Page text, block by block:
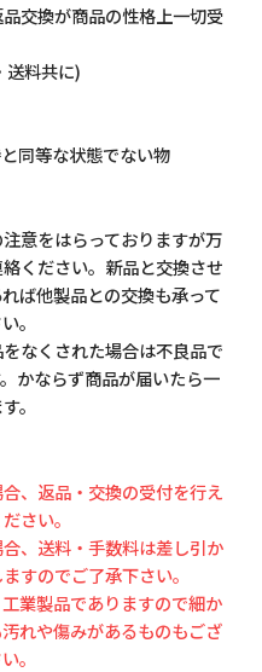
交換が商品の性格上一切受
送料共に)
同等な状態でない物
意をはらっておりますが万
ください。新品と交換させ
ば他製品との交換も承って
。
なくされた場合は不良品で
かならず商品が届いたら一
。
、返品・交換の受付を行え
さい。
、送料・手数料は差し引か
すのでご了承下さい。
業製品でありますので細か
れや傷みがあるものもござ
。